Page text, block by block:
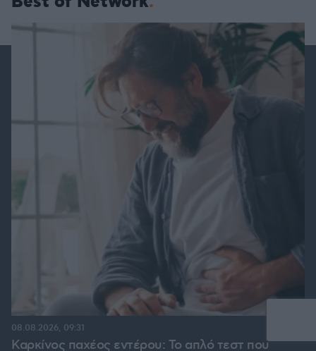
Καρκίνος παχέος εντέρου: Το απλό τεστ που
08.08.2026, 09:31